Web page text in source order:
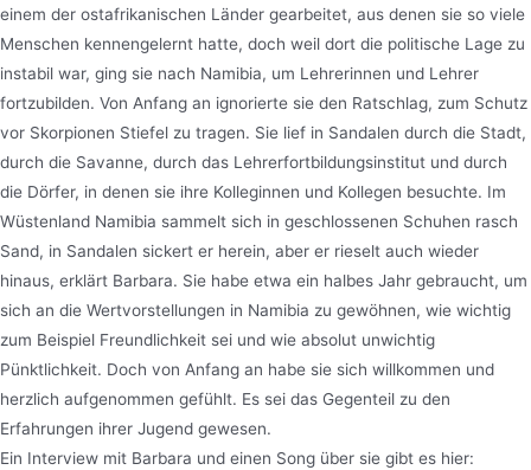
einem der ostafrikanischen Länder gearbeitet, aus denen sie so viele
Menschen kennengelernt hatte, doch weil dort die politische Lage zu
instabil war, ging sie nach Namibia, um Lehrerinnen und Lehrer
fortzubilden. Von Anfang an ignorierte sie den Ratschlag, zum Schutz
vor Skorpionen Stiefel zu tragen. Sie lief in Sandalen durch die Stadt,
durch die Savanne, durch das Lehrerfortbildungsinstitut und durch
die Dörfer, in denen sie ihre Kolleginnen und Kollegen besuchte. Im
Wüstenland Namibia sammelt sich in geschlossenen Schuhen rasch
Sand, in Sandalen sickert er herein, aber er rieselt auch wieder
hinaus, erklärt Barbara. Sie habe etwa ein halbes Jahr gebraucht, um
sich an die Wertvorstellungen in Namibia zu gewöhnen, wie wichtig
zum Beispiel Freundlichkeit sei und wie absolut unwichtig
Pünktlichkeit. Doch von Anfang an habe sie sich willkommen und
herzlich aufgenommen gefühlt. Es sei das Gegenteil zu den
Erfahrungen ihrer Jugend gewesen.
Ein Interview mit Barbara und einen Song über sie gibt es hier: